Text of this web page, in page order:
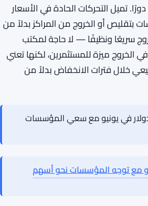
مجال العملات الرقمية ليست مجرد
لكيفية شعور المال الكبير
في شهر واحد، فمن المحتمل أن يكون ذلك إشارة إلى أن
خلال فترة صعبة. سواء كان ذلك لجني
القول من بيانات التدفق وحدها. غير
بأكثر من 20% خلال يونيو لعب دورًا. تميل التحركات الحادة في الأسعار
بتقليص أو الخروج من المراكز بدلاً من
خلال فترات الانخفاض بدلاً من